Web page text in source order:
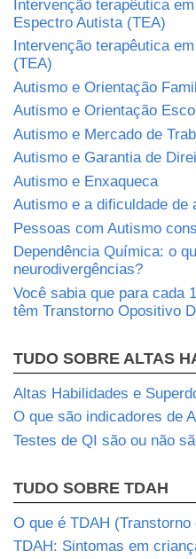
Intervenção terapêutica
Espectro Autista (TEA)
Intervenção terapêutica
(TEA)
Autismo e Orientação
Autismo e Orientação
Autismo e Mercado de
Autismo e Garantia de
Autismo e Enxaqueca
Autismo e a dificuldade de
Pessoas com Autismo
Dependência Química: o
neurodivergências?
Você sabia que para cada
têm Transtorno Opositivo
TUDO SOBRE ALTAS
Altas Habilidades e
O que são indicadores de
Testes de QI são ou não
TUDO SOBRE TDAH
O que é TDAH
TDAH: Sintomas em